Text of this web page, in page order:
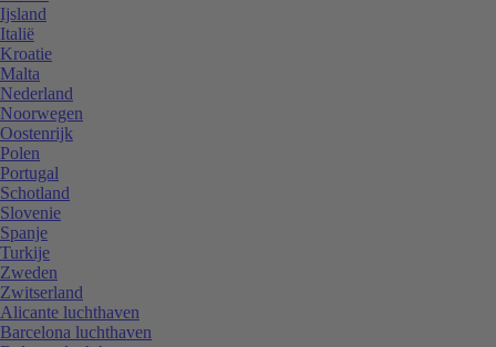
Ijsland
Italië
Kroatie
Malta
Nederland
Noorwegen
Oostenrijk
Polen
Portugal
Schotland
Slovenie
Spanje
Turkije
Zweden
Zwitserland
Alicante luchthaven
Barcelona luchthaven